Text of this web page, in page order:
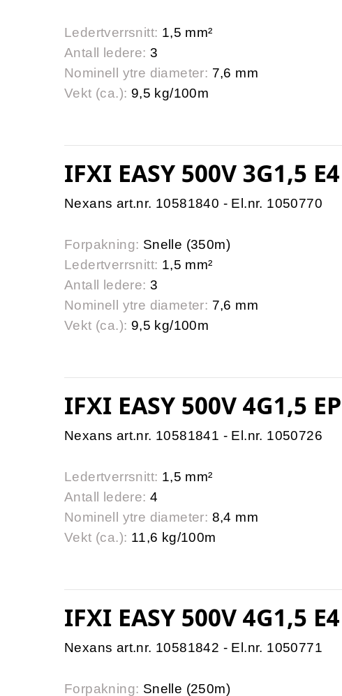
Ledertverrsnitt: 1,5 mm²
Antall ledere: 3
Nominell ytre diameter: 7,6 mm
Vekt (ca.): 9,5 kg/100m
IFXI EASY 500V 3G1,5
Nexans art.nr. 10581840 - El.nr. 1050770
Forpakning: Snelle (350m)
Ledertverrsnitt: 1,5 mm²
Antall ledere: 3
Nominell ytre diameter: 7,6 mm
Vekt (ca.): 9,5 kg/100m
IFXI EASY 500V 4G1,5
Nexans art.nr. 10581841 - El.nr. 1050726
Ledertverrsnitt: 1,5 mm²
Antall ledere: 4
Nominell ytre diameter: 8,4 mm
Vekt (ca.): 11,6 kg/100m
IFXI EASY 500V 4G1,5
Nexans art.nr. 10581842 - El.nr. 1050771
Forpakning: Snelle (250m)